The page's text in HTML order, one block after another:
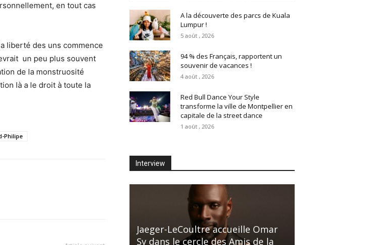
en tout cas
liberté des uns commence
un peu plus souvent
de la monstruosité
là a le droit à toute la
Philipe
A la découverte des parcs de Kuala
Lumpur !
5 août , 2026
94 % des Français, rapportent un
souvenir de vacances !
4 août , 2026
Red Bull Dance Your Style
transforme la ville de Montpellier en
capitale de la street dance
1 août , 2026
Interview
Jaeger-LeCoultre accueille Omar
Sy dans le cercle des Amis de la